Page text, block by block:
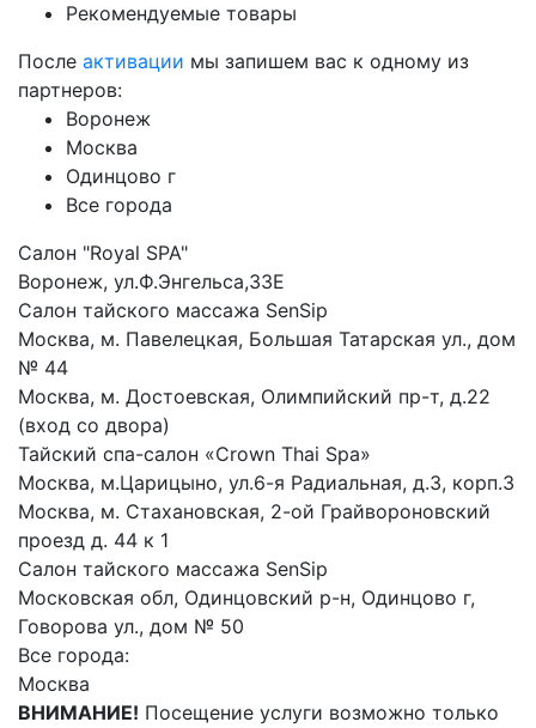
Рекомендуемые товары
После активации мы запишем вас к одному из
партнеров:
Воронеж
Москва
Одинцово г
Все города
Салон "Royal SPA"
Воронеж, ул.Ф.Энгельса,33Е
Салон тайского массажа SenSip
Москва, м. Павелецкая, Большая Татарская ул., дом
№ 44
Москва, м. Достоевская, Олимпийский пр-т, д.22
(вход со двора)
Тайский спа-салон «Crown Thai Spa»
Москва, м.Царицыно, ул.6-я Радиальная, д.3, корп.3
Москва, м. Стахановская, 2-ой Грайвороновский
проезд д. 44 к 1
Салон тайского массажа SenSip
Московская обл, Одинцовский р-н, Одинцово г,
Говорова ул., дом № 50
Все города:
Москва
ВНИМАНИЕ! Посещение услуги возможно только